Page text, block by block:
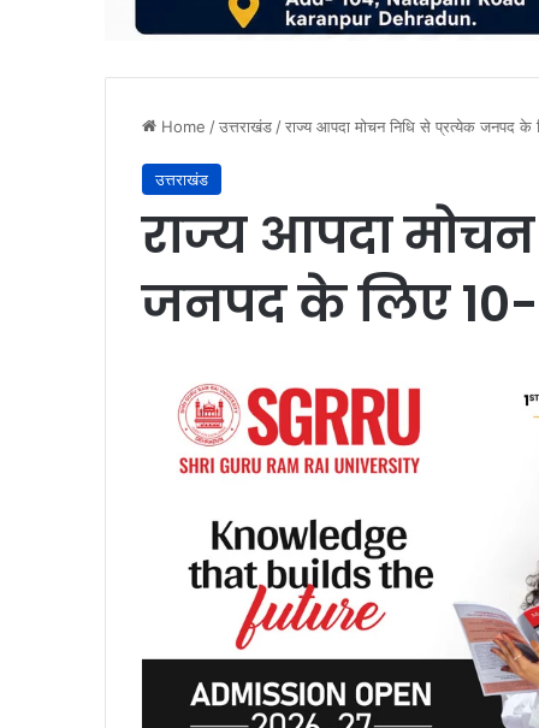
Home /उत्तराखंड/राज्य आपदा मोचन निधि से प्रत्येक जनपद
उत्तराखंड
राज्य आपदा
जनपद के लिए 10-